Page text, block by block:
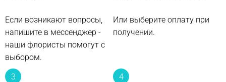
Если возникают вопросы,
напишите в мессенджер -
наши флористы помогут с
выбором.
Или выберите оплату при
получении.
3 4